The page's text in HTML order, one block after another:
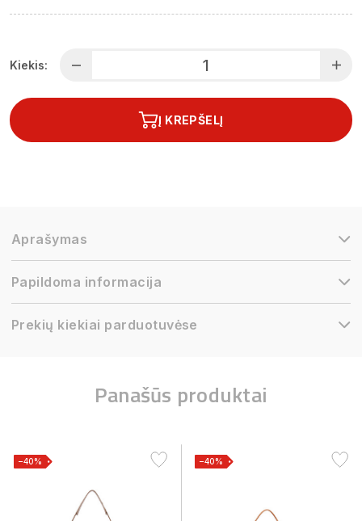
Kiekis:
Į KREPŠELĮ
Aprašymas
Papildoma informacija
Prekių kiekiai parduotuvėse
Panašūs produktai
−40% −40%